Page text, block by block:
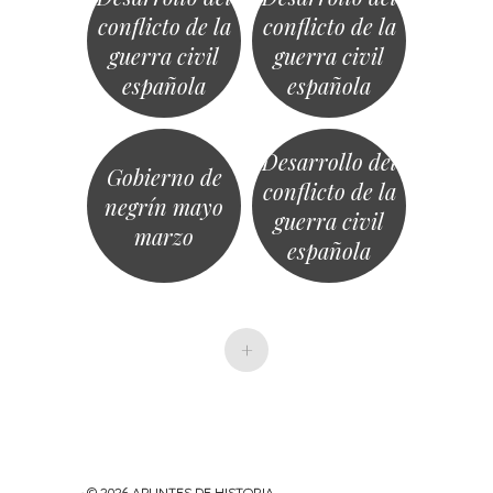
conflicto de la
guerra civil
española
conflicto de la
guerra civil
española
Gobierno de
negrín mayo
marzo
Desarrollo del
conflicto de la
guerra civil
española
+